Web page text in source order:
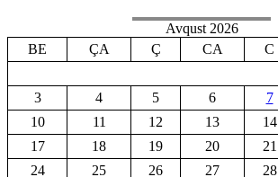
Avqust 2026
BE
ÇA Ç CA C
3
4 5 6 7
10
11 12 13 14
17
18 19 20 21
24
25 26 27 28